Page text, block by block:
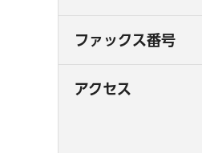
ファックス番号
アクセス